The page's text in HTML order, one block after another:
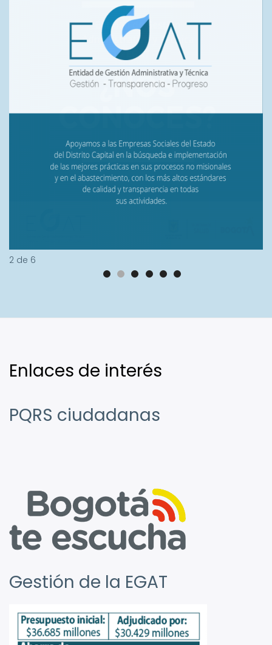
2 de 6
Enlaces de interés
PQRS ciudadanas
Gestión de la EGAT